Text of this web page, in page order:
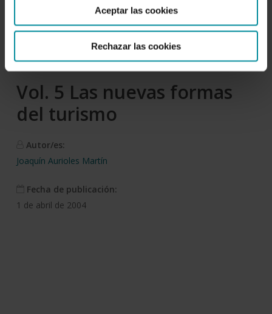
Aceptar las cookies
Rechazar las cookies
Vol. 5 Las nuevas formas
del turismo
Autor/es:
Joaquín Aurioles Martín
Fecha de publicación:
1 de abril de 2004